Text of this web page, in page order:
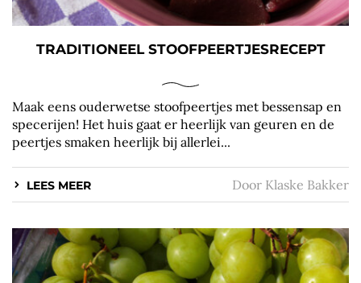
TRADITIONEEL STOOFPEERTJESRECEPT
Maak eens ouderwetse stoofpeertjes met bessensap en
specerijen! Het huis gaat er heerlijk van geuren en de
peertjes smaken heerlijk bij allerlei...
LEES MEER Door Klaske Bakker